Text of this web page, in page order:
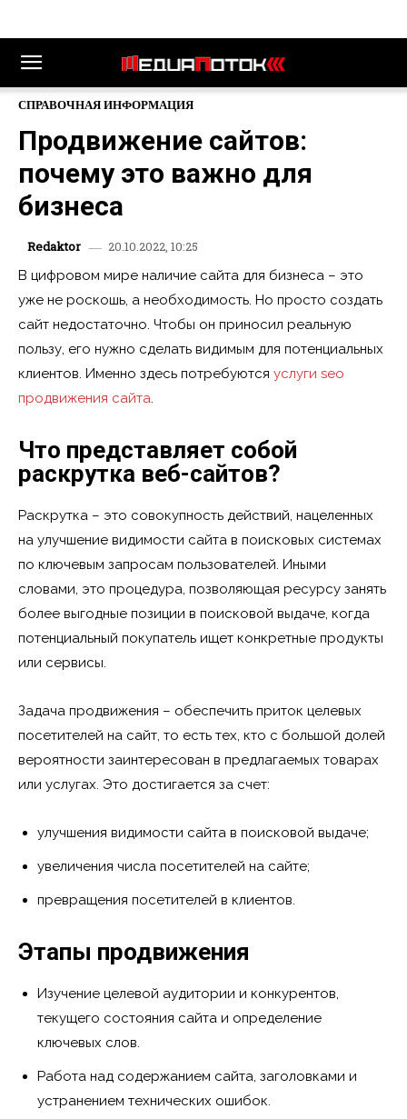
СПРАВОЧНАЯ ИНФОРМАЦИЯ
Продвижение сайтов:
почему это важно для
бизнеса
Redaktor
20.10.2022, 10:25
В цифровом мире наличие сайта для бизнеса – это
уже не роскошь, а необходимость. Но просто создать
сайт недостаточно. Чтобы он приносил реальную
пользу, его нужно сделать видимым для потенциальных
клиентов. Именно здесь потребуются услуги seo
продвижения сайта.
Что представляет собой
раскрутка веб-сайтов?
Раскрутка – это совокупность действий, нацеленных
на улучшение видимости сайта в поисковых системах
по ключевым запросам пользователей. Иными
словами, это процедура, позволяющая ресурсу занять
более выгодные позиции в поисковой выдаче, когда
потенциальный покупатель ищет конкретные продукты
или сервисы.
Задача продвижения – обеспечить приток целевых
посетителей на сайт, то есть тех, кто с большой долей
вероятности заинтересован в предлагаемых товарах
или услугах. Это достигается за счет:
улучшения видимости сайта в поисковой выдаче;
увеличения числа посетителей на сайте;
превращения посетителей в клиентов.
Этапы продвижения
Изучение целевой аудитории и конкурентов,
текущего состояния сайта и определение
ключевых слов.
Работа над содержанием сайта, заголовками и
устранением технических ошибок.